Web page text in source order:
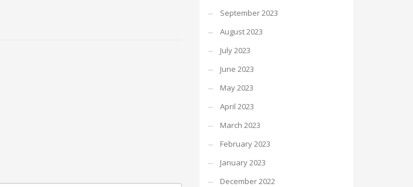
September 2023
August 2023
July 2023
June 2023
May 2023
April 2023
March 2023
February 2023
January 2023
December 2022